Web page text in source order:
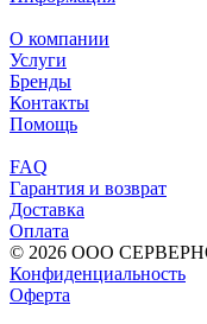
О компании
Услуги
Бренды
Контакты
Помощь
FAQ
Гарантия и возврат
Доставка
Оплата
© 2026 ООО
Конфиденциальность
Оферта